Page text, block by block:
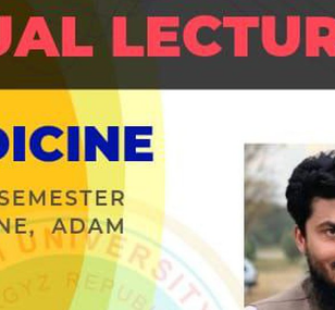
КЫЗМАТТАШУУ
Эл аралык уюмдар менен
кызматташуу
ЖОЖдор менен
кызматташуу
Эл аралык долбоорлор
Академиялык мобилдүүлүк